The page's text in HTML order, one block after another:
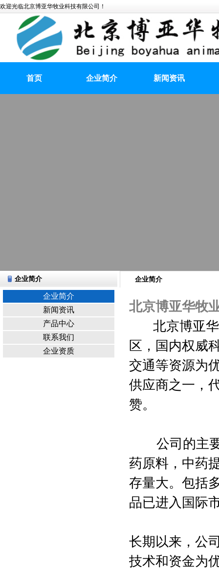
欢迎光临北京博亚华牧业科技有限公司！
首页 企业简介 新闻资讯
企业简介
企业简介
新闻资讯
产品中心
联系我们
企业资质
企业简介
北京博亚华牧
北京博亚华
区，国内权威
交通等资源为
供应商之一，
赞。
公司的主要
药原料，中药
存量大。包括
品已进入国际
长期以来，公
技术和资金为